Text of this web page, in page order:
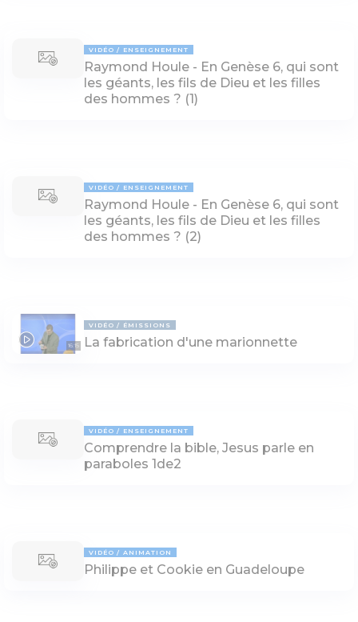
VIDÉO ENSEIGNEMENT
Raymond Houle - En Genèse 6, qui sont
les géants, les fils de Dieu et les filles
des hommes ? (1)
VIDÉO ENSEIGNEMENT
Raymond Houle - En Genèse 6, qui sont
les géants, les fils de Dieu et les filles
des hommes ? (2)
16:15
VIDÉO ÉMISSIONS
La fabrication d'une marionnette
VIDÉO ENSEIGNEMENT
Comprendre la bible, Jesus parle en
paraboles 1de2
VIDÉO ANIMATION
Philippe et Cookie en Guadeloupe